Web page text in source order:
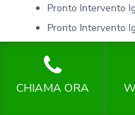
Pronto Intervento
Pronto Intervento
Pronto Intervento
Pronto Intervento
CHIAMA ORA